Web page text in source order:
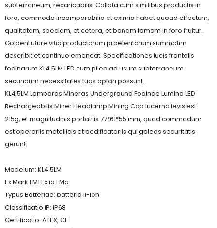
subterraneum, recaricabilis. Collata cum similibus productis in
foro, commoda incomparabilia et eximia habet quoad effectum,
qualitatem, speciem, et cetera, et bonam famam in foro fruitur.
GoldenFuture vitia productorum praeteritorum summatim
describit et continuo emendat. Specificationes lucis frontalis
fodinarum KL4.5LM LED cum pileo ad usum subterraneum
secundum necessitates tuas aptari possunt.
KL4.5LM Lamparas Mineras Underground Fodinae Lumina LED
Rechargeabilis Miner Headlamp Mining Cap lucerna levis est
215g, et magnitudinis portatilis 77*61*55 mm, quod commodum
est operariis metallicis et aedificatoriis qui galeas securitatis
gerunt.
Modelum: KL4.5LM
Ex Mark:I M1 Ex ia I Ma
Typus Batteriae: batteria li-ion
Classificatio IP: IP68
Certificatio: ATEX, CE